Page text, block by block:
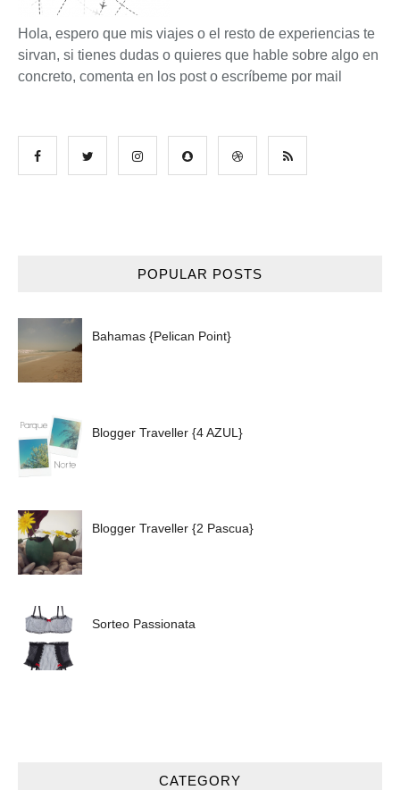
Hola, espero que mis viajes o el resto de experiencias te
sirvan, si tienes dudas o quieres que hable sobre algo en
concreto, comenta en los post o escríbeme por mail
POPULAR POSTS
Bahamas {Pelican Point}
Blogger Traveller {4 AZUL}
Blogger Traveller {2 Pascua}
Sorteo Passionata
CATEGORY